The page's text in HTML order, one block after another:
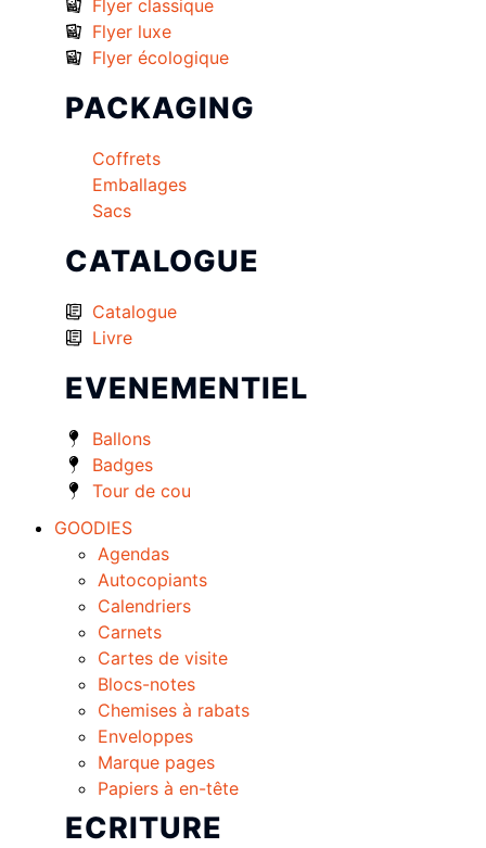
Flyer classique
Flyer luxe
Flyer écologique
PACKAGING
Coffrets
Emballages
Sacs
CATALOGUE
Catalogue
Livre
EVENEMENTIEL
Ballons
Badges
Tour de cou
GOODIES
Agendas
Autocopiants
Calendriers
Carnets
Cartes de visite
Blocs-notes
Chemises à rabats
Enveloppes
Marque pages
Papiers à en-tête
ECRITURE